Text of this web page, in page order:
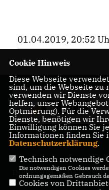
01.04.2019, 20:52
IMPRESSUM
Cookie Hinweis
Diese Webseite
sind, um die Webseite zu
verwenden wir Dienste
helfen, unser
Optmierung). Für die
Dienste, benötigen wir
Einwilligung können Sie
Informationen finden Sie
Datenschutzerklärung.
Technisch notwendige
Die notwendigen Cookies
ordnungsgemäßen Gebrauch
Cookies von